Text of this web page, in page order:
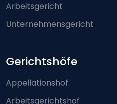
Arbeitsgericht
Unternehmensgericht
Gerichtshöfe
Appellationshof
Arbeitsgerichtshof